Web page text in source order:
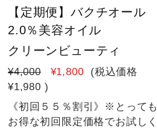
【定期便】バクチオール
2.0％美容オイル
クリーンビューティ
¥4,000 ¥1,800
(税込価格
¥1,980 )
《初回５５％割引》※とっても
お得な初回限定価格でお試しく